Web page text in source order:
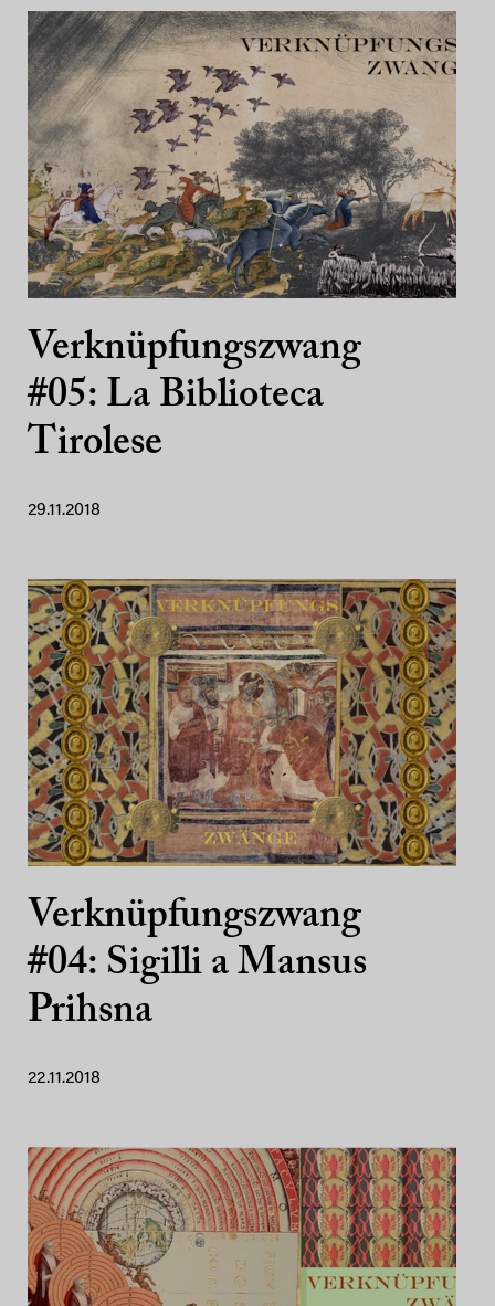
Verknüpfungszwang
#05: La Biblioteca
Tirolese
29.11.2018
Verknüpfungszwang
#04: Sigilli a Mansus
Prihsna
22.11.2018